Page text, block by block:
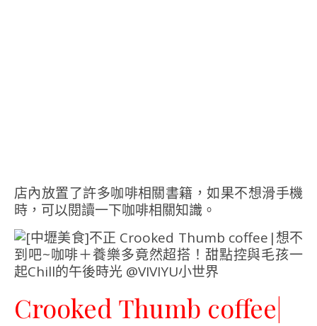
店內放置了許多咖啡相關書籍，如果不想滑手機
時，可以閱讀一下咖啡相關知識。
Crooked Thumb coffee|